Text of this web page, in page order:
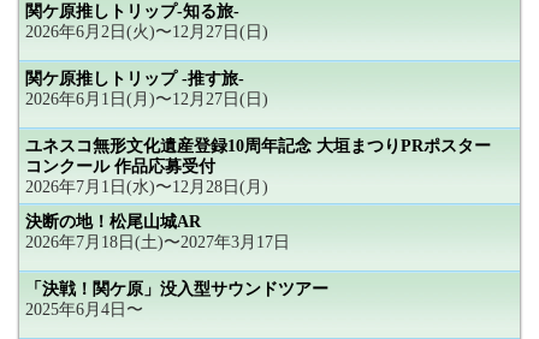
関ケ原推しトリップ-知る旅-
2026年6月2日(火)〜12月27日(日)
関ケ原推しトリップ -推す旅-
2026年6月1日(月)〜12月27日(日)
ユネスコ無形文化遺産登録10周年記念 大垣まつりPRポスター
コンクール 作品応募受付
2026年7月1日(水)〜12月28日(月)
決断の地！松尾山城AR
2026年7月18日(土)〜2027年3月17日
「決戦！関ケ原」没入型サウンドツアー
2025年6月4日〜